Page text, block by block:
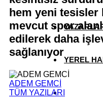
YEREL
hem yeni tesisler
mevcut spor
edilerek daha
sağlanıyor
ADEM GEMCİ
TÜM YAZILARI